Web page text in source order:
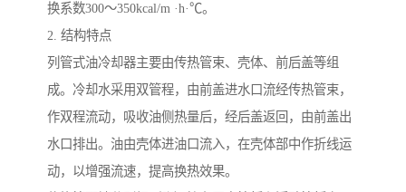
换系数300～350kcal/m ·h·℃。
2. 结构特点
列管式油冷却器主要由传热管束、壳体、前后盖等组
成。冷却水采用双管程，由前盖进水口流经传热管束，
作双程流动，吸收油侧热量后，经后盖返回，由前盖出
水口排出。油由壳体进油口流入，在壳体部中作折线运
动，以增强流速，提高换热效果。